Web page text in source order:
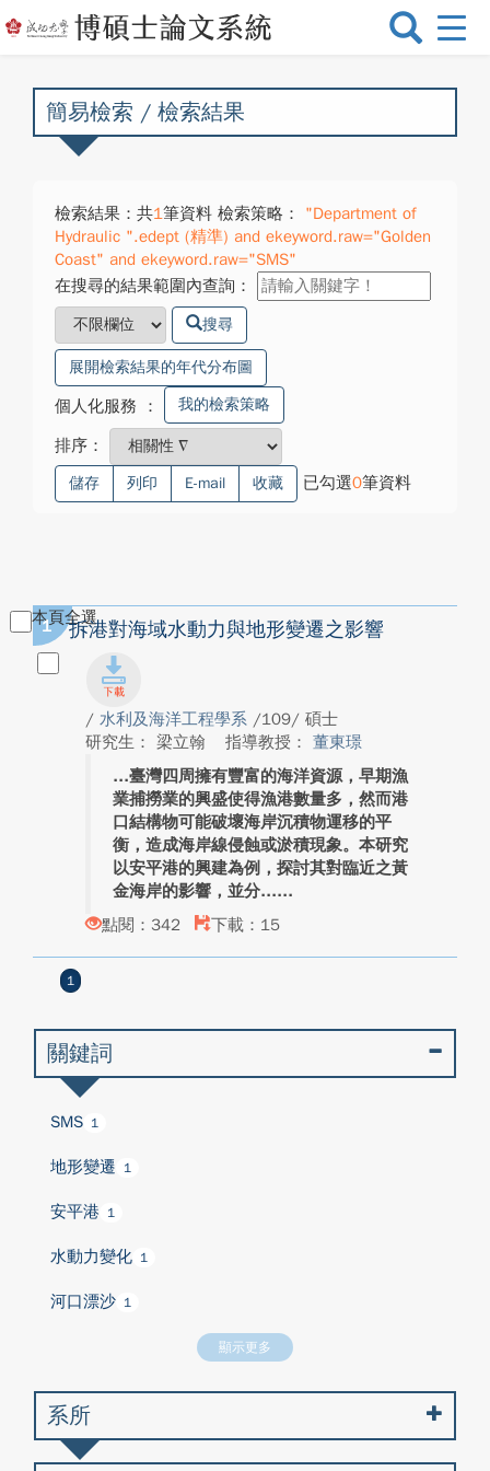
選
換
簡易檢索 / 檢索結果
檢索結果：共1筆資料 檢索策略：
"Department of
Hydraulic ".edept (精準) and ekeyword.raw="Golden
Coast" and ekeyword.raw="SMS"
在搜尋的結果範圍內查詢：
搜尋
展開檢索結果的年代分布圖
個人化服務 ： 我的檢索策略
排序：
儲存 列印 E-mail 收藏 已勾選0筆資料
本頁全選
1 拆港對海域水動力與地形變遷之影響
/ 水利及海洋工程學系 /109/ 碩士
研究生： 梁立翰
指導教授： 董東璟
臺灣四周擁有豐富的海洋資源，早期漁
業捕撈業的興盛使得漁港數量多，然而港
口結構物可能破壞海岸沉積物運移的平
衡，造成海岸線侵蝕或淤積現象。本研究
以安平港的興建為例，探討其對臨近之黃
金海岸的影響，並分...
點閱：342
下載：15
1
關鍵詞
SMS 1
地形變遷 1
安平港 1
水動力變化 1
河口漂沙 1
顯示更多
系所